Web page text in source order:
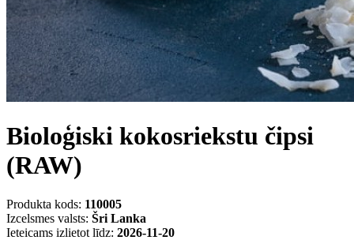
Bioloģiski kokosriekstu čipsi
(RAW)
Produkta kods: 110005
Izcelsmes valsts: Šri Lanka
Ieteicams izlietot līdz: 2026-11-20